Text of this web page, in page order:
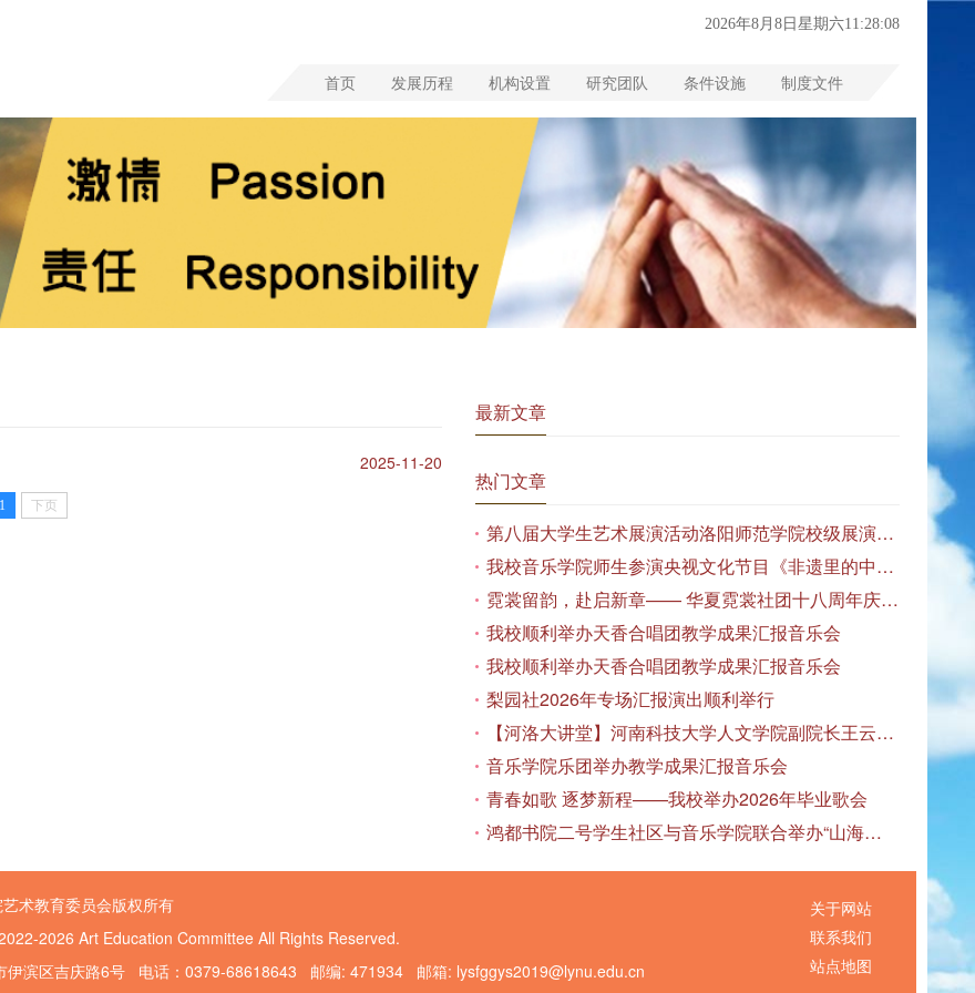
2026年8月8日星期六11:28:09
首页 发展历程 机构设置 研究团队 条件设施 制度文件
2025-11-20
1 下页
最新文章
热门文章
第八届大学生艺术展演活动洛阳师范学院校级展演——艺术作品专场展览在美术与艺术学院顺利开展
我校音乐学院师生参演央视文化节目《非遗里的中国》
霓裳留韵，赴启新章—— 华夏霓裳社团十八周年庆暨毕业季特别演出圆满落幕
我校顺利举办天香合唱团教学成果汇报音乐会
我校顺利举办天香合唱团教学成果汇报音乐会
梨园社2026年专场汇报演出顺利举行
【河洛大讲堂】河南科技大学人文学院副院长王云红教授应邀作专题讲座
音乐学院乐团举办教学成果汇报音乐会
青春如歌 逐梦新程——我校举办2026年毕业歌会
鸿都书院二号学生社区与音乐学院联合举办“山海诗恋”合唱思政汇报音乐会
术教育委员会版权所有
2026 Art Education Committee All Rights Reserved.
伊滨区吉庆路6号 电话：0379-68618643 邮编: 471934 邮箱: lysfggys2019@lynu.edu.cn
关于网站
联系我们
站点地图